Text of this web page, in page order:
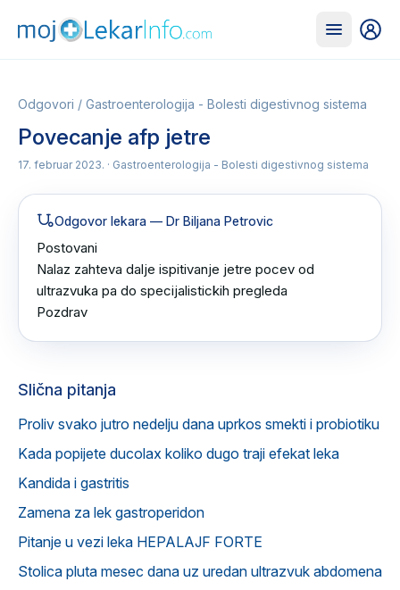
Odgovori / Gastroenterologija - Bolesti digestivnog sistema
Povecanje afp jetre
17. februar 2023. · Gastroenterologija - Bolesti digestivnog sistema
Odgovor lekara — Dr Biljana Petrovic
Postovani
Nalaz zahteva dalje ispitivanje jetre pocev od
ultrazvuka pa do specijalistickih pregleda
Pozdrav
Slična pitanja
Proliv svako jutro nedelju dana uprkos smekti i probiotiku
Kada popijete ducolax koliko dugo traji efekat leka
Kandida i gastritis
Zamena za lek gastroperidon
Pitanje u vezi leka HEPALAJF FORTE
Stolica pluta mesec dana uz uredan ultrazvuk abdomena